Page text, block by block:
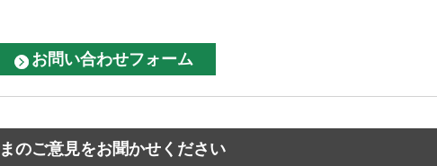
のご意見をお聞かせください